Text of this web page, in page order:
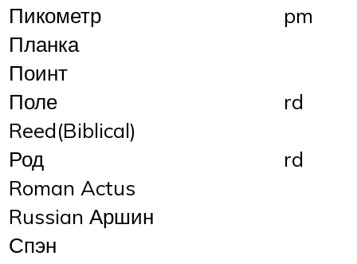
Пикометр
pm
Планка
Поинт
Поле
rd
Reed(Biblical)
Род
rd
Roman Actus
Russian Аршин
Спэн